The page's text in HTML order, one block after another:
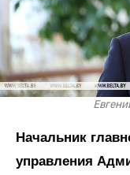
Начальник
управления